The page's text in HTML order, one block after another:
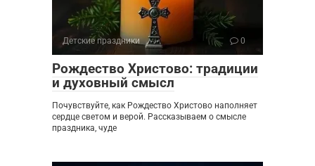
Детские праздники 0
Рождество Христово: традиции
и духовный смысл
Почувствуйте, как Рождество Христово наполняет
сердце светом и верой. Рассказываем о смысле
праздника, чуде